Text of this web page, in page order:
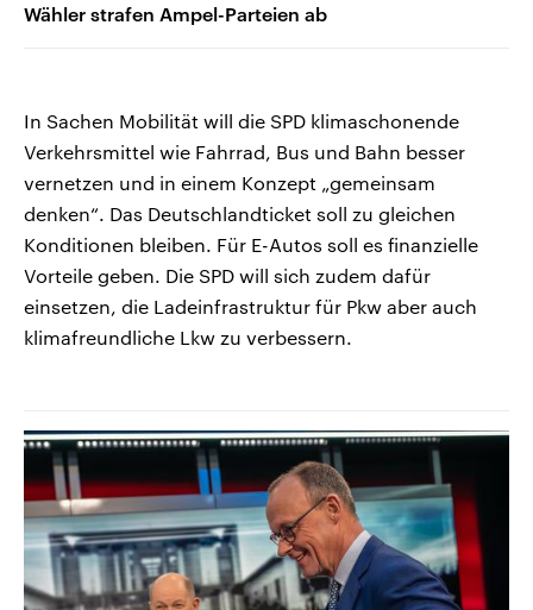
Wähler strafen Ampel-Parteien ab
In Sachen Mobilität will die SPD klimaschonende
Verkehrsmittel wie Fahrrad, Bus und Bahn besser
vernetzen und in einem Konzept „gemeinsam
denken“. Das Deutschlandticket soll zu gleichen
Konditionen bleiben. Für E-Autos soll es finanzielle
Vorteile geben. Die SPD will sich zudem dafür
einsetzen, die Ladeinfrastruktur für Pkw aber auch
klimafreundliche Lkw zu verbessern.